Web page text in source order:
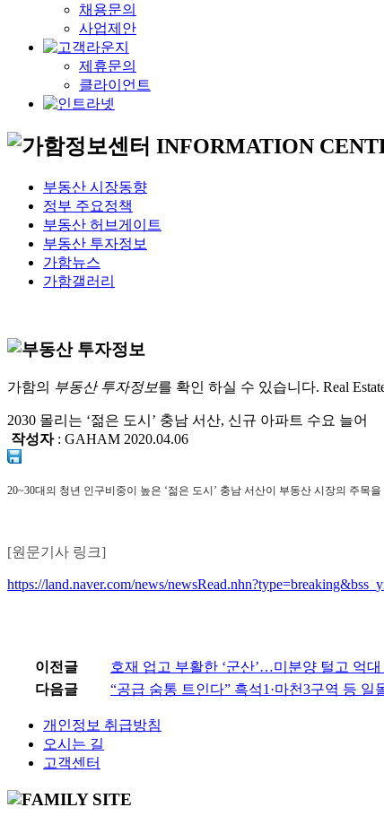
채용문의
사업제안
제휴문의
클라이언트
INFORMATION
부동산 시장동향
정부 주요정책
부동산 허브게이트
부동산 투자정보
가함뉴스
가함갤러리
가함의 부동산 투자정보를 확인 하실 수 있습니다. Real
2030 몰리는 ‘젊은 도시’ 충남 서산, 신규 아파트 수요 늘어
작성자: GAHAM 2020.04.06
20~30대의 청년 인구비중이 높은 ‘젊은 도시’ 충남 서산이 부동산 시장의 주목을
[원문기사 링크]
https://land.naver.com/news/
이전글
호재 업고 부활한 ‘군산’…미분양 털고 억대
다음글
“공급 숨통 트인다” 흑석1·마천3구역 등 일
개인정보 취급방침
오시는 길
고객센터